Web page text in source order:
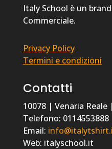
Italy School è un
Commerciale.
Privacy Policy
Termini e condizioni
Contatti
10078 | Venaria Reale
Telefono: 0114553888
Email:
Web: italyschool.it